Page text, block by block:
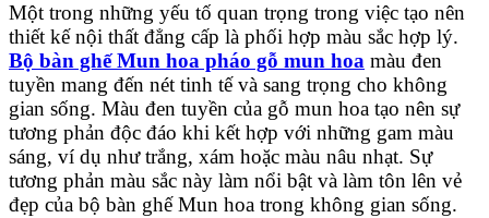
Một trong những yếu tố quan trọng trong việc tạo nên
thiết kế nội thất đẳng cấp là phối hợp màu sắc hợp lý.
Bộ bàn ghế Mun hoa pháo gỗ mun hoa màu đen
tuyền mang đến nét tinh tế và sang trọng cho không
gian sống. Màu đen tuyền của gỗ mun hoa tạo nên sự
tương phản độc đáo khi kết hợp với những gam màu
sáng, ví dụ như trắng, xám hoặc màu nâu nhạt. Sự
tương phản màu sắc này làm nổi bật và làm tôn lên vẻ
đẹp của bộ bàn ghế Mun hoa trong không gian sống.